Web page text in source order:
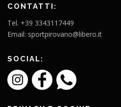
CONTATTI:
Tel. +39 3343117449
Email: sportpirovano@libero.it
SOCIAL: